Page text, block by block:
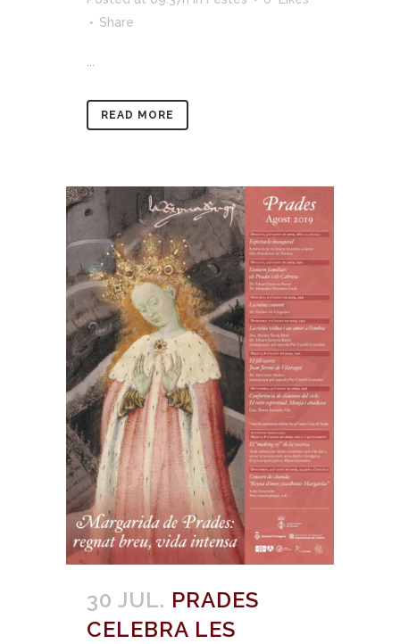
Share
READ MORE
30 JUL. PRADES
CELEBRA LES